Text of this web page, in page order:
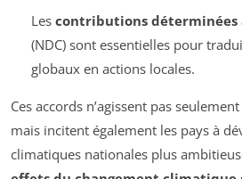
Les contributions déterminées
(NDC) sont essentielles pour
globaux en actions locales.
Ces accords n’agissent pas
mais incitent également les pays à
climatiques nationales plus